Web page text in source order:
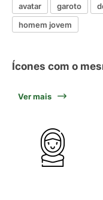
avatar garoto
homem jovem
Ícones com o
Ver mais